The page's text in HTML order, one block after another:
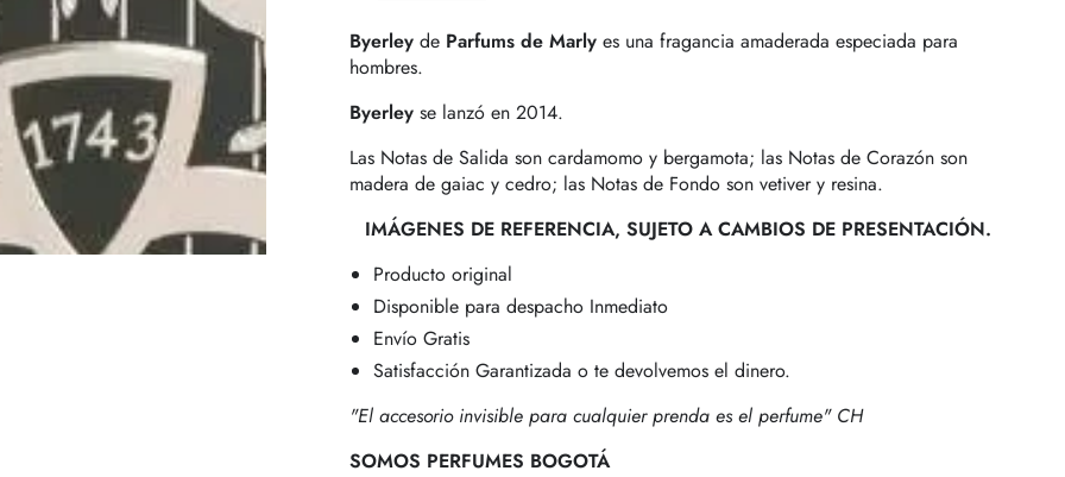
venta
Byerley de Parfums de Marly es una fragancia amaderada especiada para
hombres.
Byerley se lanzó en 2014.
Las Notas de Salida son cardamomo y bergamota; las Notas de Corazón son
madera de gaiac y cedro; las Notas de Fondo son vetiver y resina.
IMÁGENES DE REFERENCIA, SUJETO A CAMBIOS DE PRESENTACIÓN.
Producto original
Disponible para despacho Inmediato
Envío Gratis
Satisfacción Garantizada o te devolvemos el dinero.
"El accesorio invisible para cualquier prenda es el perfume" CH
SOMOS PERFUMES BOGOTÁ